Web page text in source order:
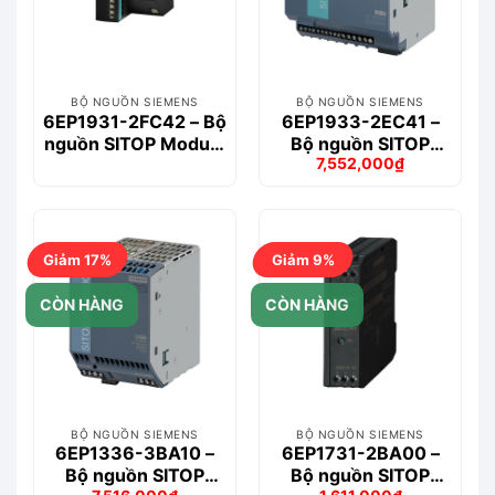
BỘ NGUỒN SIEMENS
6EP1931-2FC42 – Bộ
nguồn SITOP Module
BỘ NGUỒN SIEMENS
6EP1933-2EC41 –
Bộ nguồn SITOP
UPS500S
Giá
7,552,000₫
Giá
7,552,000₫.
Giảm 17%
CÒN HÀNG
BỘ NGUỒN SIEMENS
6EP1336-3BA10 –
Bộ nguồn SITOP
Giảm 9%
CÒN HÀNG
BỘ NGUỒN SIEMENS
6EP1731-2BA00 –
Bộ nguồn SITOP